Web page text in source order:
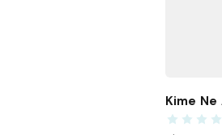
Kime Ne